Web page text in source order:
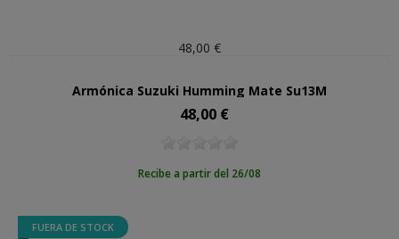
48,00 €
Armónica Suzuki Humming Mate Su13M
Precio
48,00 €
Recibe a partir del 26/08
FUERA DE STOCK